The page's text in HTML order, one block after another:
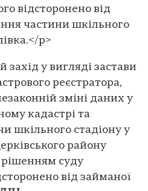
відсторонено від
частини шкільного
p>
захід у вигляді застави
реєстратора,
зміні даних у
кадастрі та
шкільного стадіону у
району
рішенням суду
від займаної